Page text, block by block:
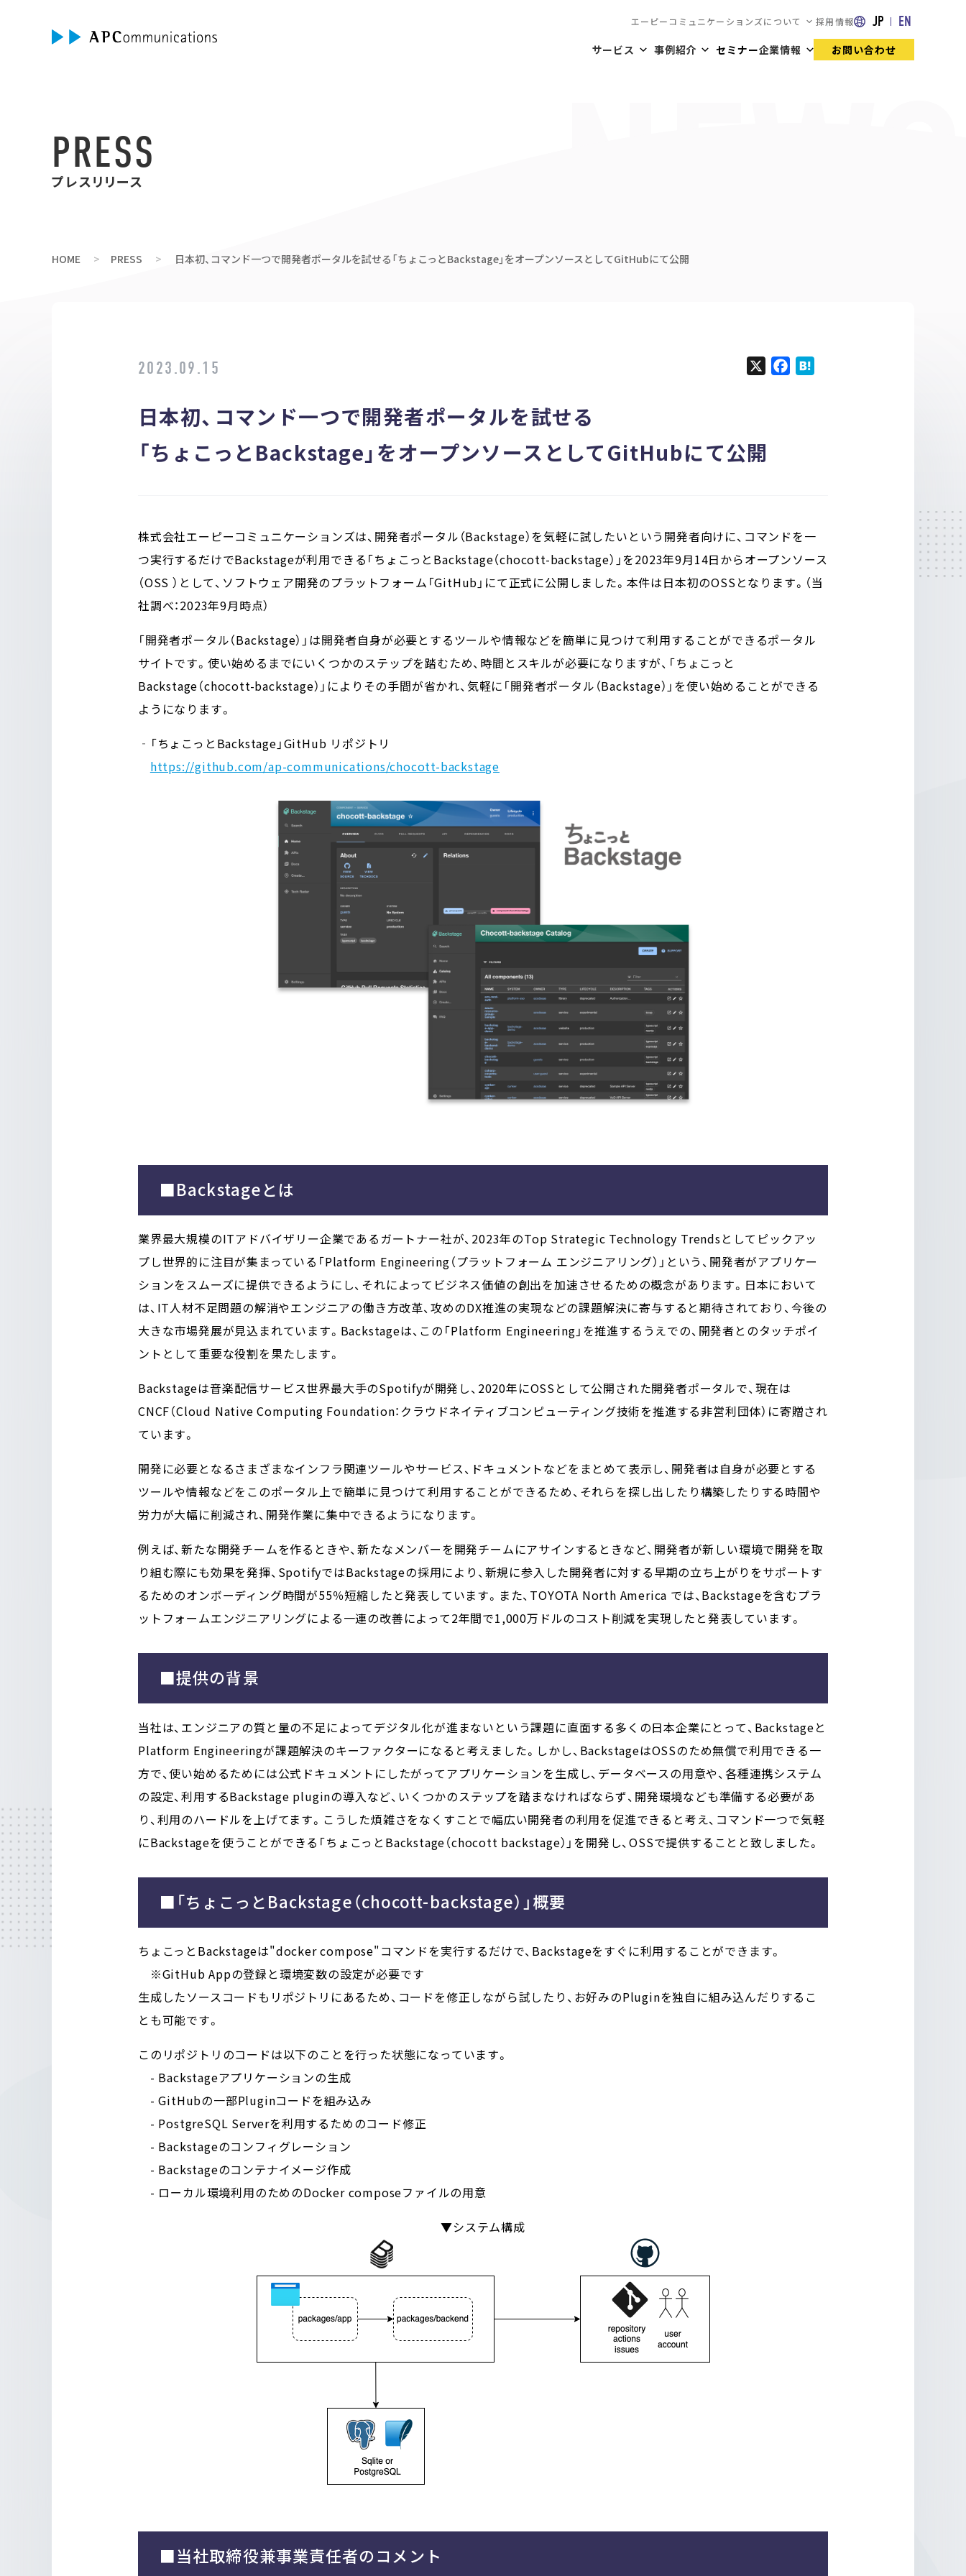
エーピーコミュニケーションズについて 採用情報 JP EN
サービス 事例紹介 セミナー企業情報 お問い合わせ
PRESS
プレスリリース
HOME PRESS 日本初、コマンド一つで開発者ポータルを試せる「ちょこっとBackstage」をオープンソースとしてGitHubにて公開
2023.09.15
日本初、コマンド一つで開発者ポータルを試せる
「ちょこっとBackstage」をオープンソースとしてGitHubにて公開
X F
a
株式会社エーピーコミュニケーションズは、開発者ポータル（Backstage）を気軽に試したいという開発者向けに、コマンドを一
つ実行するだけでBackstageが利用できる「ちょこっとBackstage（chocott-backstage）」を2023年9月14日からオープンソース
（OSS ）として、ソフトウェア開発のプラットフォーム「GitHub 」にて正式に公開しました。本件は日本初のOSSとなります。（当
社調べ：2023年9月時点）
「開発者ポータル（Backstage）」は開発者自身が必要とするツールや情報などを簡単に見つけて利用することができるポータル
サイトです。使い始めるまでにいくつかのステップを踏むため、時間とスキルが必要になりますが、「ちょこっと
Backstage（chocott-backstage）」によりその手間が省かれ、気軽に「開発者ポータル（Backstage）」を使い始めることができる
ようになります。
‐「ちょこっとBackstage」GitHub リポジトリ
https://github.com/ap-communications/chocott-backstage
■Backstageとは
業界最大規模のITアドバイザリー企業であるガートナー社が、2023年のTop Strategic Technology Trendsとしてピックアッ
プし世界的に注目が集まっている「Platform Engineering（プラットフォーム エンジニアリング）」という、開発者がアプリケー
ションをスムーズに提供できるようにし、それによってビジネス価値の創出を加速させるための概念があります。日本において
は、IT人材不足問題の解消やエンジニアの働き方改革、攻めのDX推進の実現などの課題解決に寄与すると期待されており、今後の
大きな市場発展が見込まれています。Backstageは、この「Platform Engineering」を推進するうえでの、開発者とのタッチポイ
ントとして重要な役割を果たします。
Backstageは音楽配信サービス世界最大手のSpotifyが開発し、2020年にOSSとして公開された開発者ポータルで、現在は
CNCF（Cloud Native Computing Foundation：クラウドネイティブコンピューティング技術を推進する非営利団体）に寄贈され
ています。
開発に必要となるさまざまなインフラ関連ツールやサービス、ドキュメントなどをまとめて表示し、開発者は自身が必要とする
ツールや情報などをこのポータル上で簡単に見つけて利用することができるため、それらを探し出したり構築したりする時間や
労力が大幅に削減され、開発作業に集中できるようになります。
例えば、新たな開発チームを作るときや、新たなメンバーを開発チームにアサインするときなど、開発者が新しい環境で開発を取
り組む際にも効果を発揮、SpotifyではBackstageの採用により、新規に参入した開発者に対する早期の立ち上がりをサポートす
るためのオンボーディング時間が55％短縮したと発表しています。また、TOYOTA North America では、Backstageを含むプラ
ットフォームエンジニアリングによる一連の改善によって2年間で1,000万ドルのコスト削減を実現したと発表しています。
■提供の背景
当社は、エンジニアの質と量の不足によってデジタル化が進まないという課題に直面する多くの日本企業にとって、Backstageと
Platform Engineeringが課題解決のキーファクターになると考えました。しかし、BackstageはOSSのため無償で利用できる一
方で、使い始めるためには公式ドキュメントにしたがってアプリケーションを生成し、データベースの用意や、各種連携システム
の設定、利用するBackstage pluginの導入など、いくつかのステップを踏まなければならず、開発環境なども準備する必要があ
り、利用のハードルを上げてます。こうした煩雑さをなくすことで幅広い開発者の利用を促進できると考え、コマンド一つで気軽
にBackstageを使うことができる「ちょこっとBackstage（chocott backstage）」を開発し、OSSで提供することと致しました。
■「ちょこっとBackstage（chocott-backstage）」概要
ちょこっとBackstageは"docker compose"コマンドを実行するだけで、Backstageをすぐに利用することができます。
※GitHub Appの登録と環境変数の設定が必要です
生成したソースコードもリポジトリにあるため、コードを修正しながら試したり、お好みのPluginを独自に組み込んだりするこ
とも可能です。
このリポジトリのコードは以下のことを行った状態になっています。
- Backstageアプリケーションの生成
- GitHubの一部Pluginコードを組み込み
- PostgreSQL Serverを利用するためのコード修正
- Backstageのコンフィグレーション
- Backstageのコンテナイメージ作成
- ローカル環境利用のためのDocker composeファイルの用意
▼システム構成
■当社取締役兼事業責任者のコメント